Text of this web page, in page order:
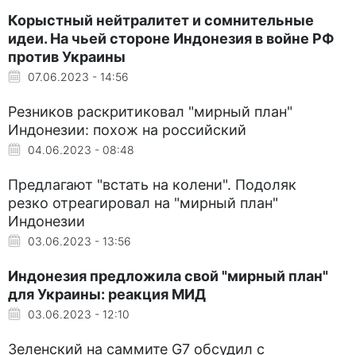
Корыстный нейтралитет и сомнительные
идеи. На чьей стороне Индонезия в войне РФ
против Украины
07.06.2023 - 14:56
Резников раскритиковал "мирный план"
Индонезии: похож на российский
04.06.2023 - 08:48
Предлагают "встать на колени". Подоляк
резко отреагировал на "мирный план"
Индонезии
03.06.2023 - 13:56
Индонезия предложила свой "мирный план"
для Украины: реакция МИД
03.06.2023 - 12:10
Зеленский на саммите G7 обсудил с